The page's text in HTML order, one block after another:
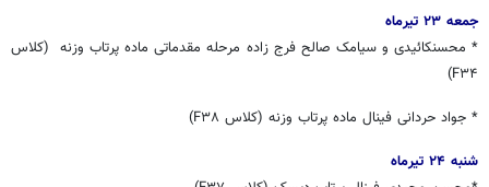
جمعه ۲۳ تیرماه
* محسنکائیدی و سیامک صالح فرج زاده مرحله مقدماتی ماده پرتاب وزنه (کلاس
F۳۴)
* جواد حردانی فینال ماده پرتاب وزنه (کلاس F۳۸)
شنبه ۲۴ تیرماه